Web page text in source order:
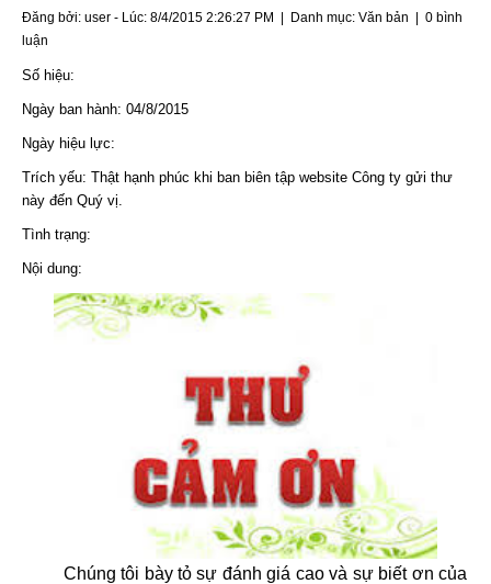
Đăng bởi: user - Lúc: 8/4/2015 2:26:27 PM | Danh mục: Văn bản
0 bình
luận
Số hiệu:
Ngày ban hành: 04/8/2015
Ngày hiệu lực:
Trích yếu: Thật hạnh phúc khi ban biên tập website Công ty gửi thư
này đến Quý vị.
Tình trạng:
Nội dung:
Chúng tôi bày tỏ sự đánh giá cao và sự biết ơn của